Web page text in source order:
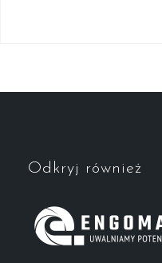
Odkryj również